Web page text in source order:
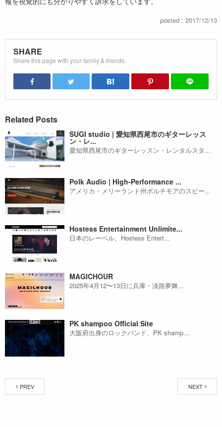
posted : 2017/12/13
SHARE
Share this page with your family & friends.
Related Posts
SUGI studio | 愛知県西尾市のギターレッス
ン・レ...
愛知県西尾市のギターレッスン・レンタルスタ...
Polk Audio | High-Performance ...
アメリカ・メリーランド州ボルチモアのスピー...
Hostess Entertainment Unlimite...
日本のレーベル、Hostess Entert...
MAGICHOUR
2025年4月12〜13日に兵庫・淡路夢舞...
PK shampoo Official Site
大阪府出身のロックバンド、PK shamp...
PREV NEXT